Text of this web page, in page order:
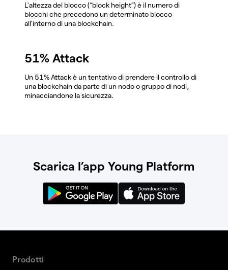
L'altezza del blocco (“block height”) è il numero di
blocchi che precedono un determinato blocco
all'interno di una blockchain.
51% Attack
Un 51% Attack è un tentativo di prendere il controllo di
una blockchain da parte di un nodo o gruppo di nodi,
minacciandone la sicurezza.
Scarica l’app Young Platform
Prodotti